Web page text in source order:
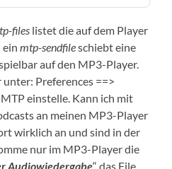
files listet die auf dem Player
einmtp-sendfileschiebt eine
auf den MP3-Player.
Preferences ==>
einstelle. Kann ich mit
an meinen MP3-Player
wirklich an und sind in der
nur im MP3-Player die
Audiowiedergabe“ das File